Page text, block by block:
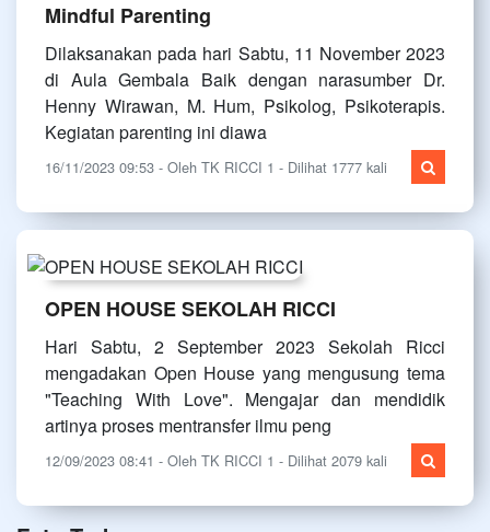
Mindful Parenting
Dilaksanakan pada hari Sabtu, 11 November 2023
di Aula Gembala Baik dengan narasumber Dr.
Henny Wirawan, M. Hum, Psikolog, Psikoterapis.
Kegiatan parenting ini diawa
16/11/2023 09:53 - Oleh TK RICCI 1 - Dilihat 1777 kali
OPEN HOUSE SEKOLAH RICCI
Hari Sabtu, 2 September 2023 Sekolah Ricci
mengadakan Open House yang mengusung tema
"Teaching With Love". Mengajar dan mendidik
artinya proses mentransfer ilmu peng
12/09/2023 08:41 - Oleh TK RICCI 1 - Dilihat 2079 kali